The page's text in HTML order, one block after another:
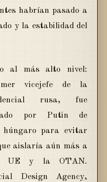
habrían pasado a
y la estabilidad del
al más alto nivel:
vicejefe de la
rusa, fue
por Putin de
húngaro para evitar
aislaría aún más a
UE y la OTAN.
Design Agency,